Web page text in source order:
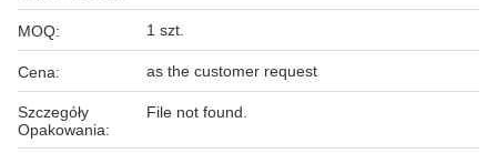
MOQ: 1 szt.
Cena: as the customer request
Szczegóły
Opakowania:
File not found.